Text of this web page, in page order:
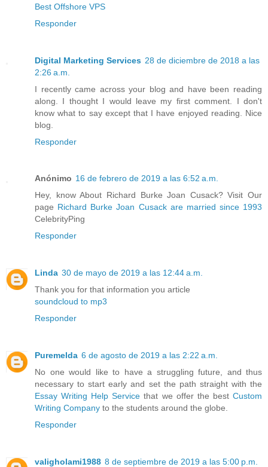
Best Offshore VPS
Responder
Digital Marketing Services 28 de diciembre de 2018 a las
2:26 a.m.
I recently came across your blog and have been reading
along. I thought I would leave my first comment. I don't
know what to say except that I have enjoyed reading. Nice
blog.
Responder
Anónimo 16 de febrero de 2019 a las 6:52 a.m.
Hey, know About Richard Burke Joan Cusack? Visit Our
page Richard Burke Joan Cusack are married since 1993
CelebrityPing
Responder
Linda 30 de mayo de 2019 a las 12:44 a.m.
Thank you for that information you article
soundcloud to mp3
Responder
Puremelda 6 de agosto de 2019 a las 2:22 a.m.
No one would like to have a struggling future, and thus
necessary to start early and set the path straight with the
Essay Writing Help Service that we offer the bestCustom
Writing Company to the students around the globe.
Responder
valigholami1988 8 de septiembre de 2019 a las 5:00 p.m.